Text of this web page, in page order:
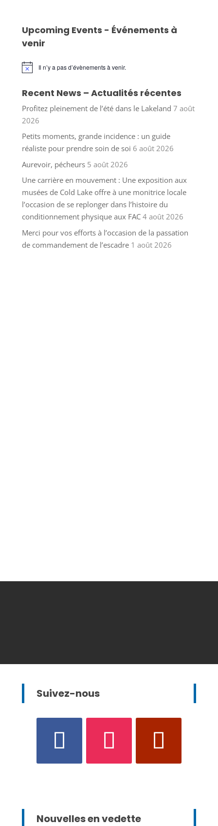
Upcoming Events - Événements à
venir
Notice Il n’y a pas d’évènements à venir.
Recent News – Actualités récentes
Profitez pleinement de l’été dans le Lakeland 7 août
2026
Petits moments, grande incidence : un guide
réaliste pour prendre soin de soi 6 août 2026
Aurevoir, pécheurs 5 août 2026
Une carrière en mouvement : Une exposition aux
musées de Cold Lake offre à une monitrice locale
l’occasion de se replonger dans l’histoire du
conditionnement physique aux FAC 4 août 2026
Merci pour vos efforts à l’occasion de la passation
de commandement de l’escadre 1 août 2026
Suivez-nous
Nouvelles en vedette